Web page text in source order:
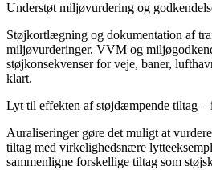
Understøt miljøvurdering og
Støjkortlægning og dokumentation af
miljøvurderinger, VVM og
støjkonsekvenser for veje, baner,
klart.
Lyt til effekten af støjdæmpende tiltag –
Auraliseringer gøre det muligt at
tiltag med virkelighedsnære
sammenligne forskellige tiltag som